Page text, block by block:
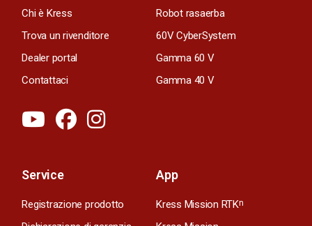
Chi è Kress
Trova un rivenditore
Dealer portal
Contattaci
Robot rasaerba
60V CyberSystem
Gamma 60 V
Gamma 40 V
Service
Registrazione prodotto
App
Kress Mission RTKn